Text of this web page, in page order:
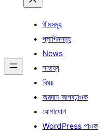
থীমসমূহ
প্লাগিনসমূহ
News
সাহায্য
বিষয়
অৱদান আগবঢ়াওক
যোগাযোগ
WordPress পাওক